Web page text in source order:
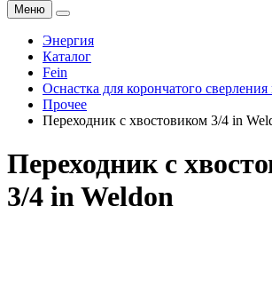
Меню
Энергия
Каталог
Fein
Оснастка для корончатого
Прочее
Переходник с хвостовиком 3/4 in
Переходник с
3/4 in Weldon